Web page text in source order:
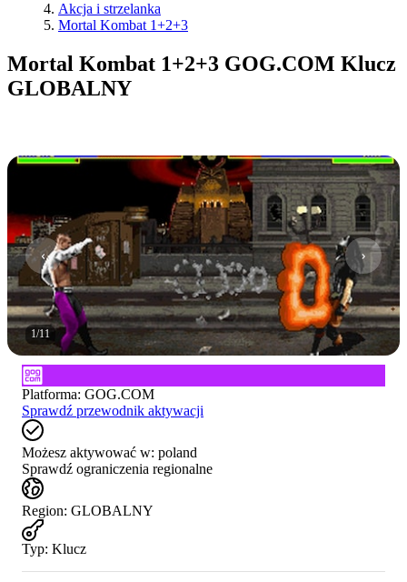
Akcja i strzelanka
Mortal Kombat 1+2+3
Mortal Kombat 1+2+3 GOG.COM Klucz
GLOBALNY
1/11
Platforma: GOG.COM
Sprawdź przewodnik aktywacji
Możesz aktywować w: poland
Sprawdź ograniczenia regionalne
Region: GLOBALNY
Typ: Klucz